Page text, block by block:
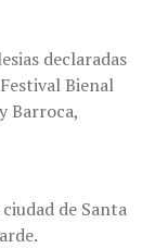
declaradas
Bienal
Barroca,
de Santa